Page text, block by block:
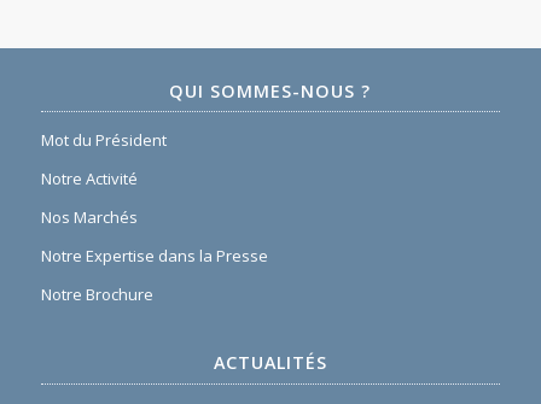
QUI SOMMES-NOUS ?
Mot du Président
Notre Activité
Nos Marchés
Notre Expertise dans la Presse
Notre Brochure
ACTUALITÉS